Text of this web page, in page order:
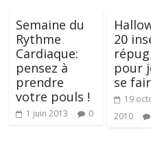
Semaine du
Rythme
Cardiaque:
pensez à
prendre
votre pouls !
1 juin 2013 0
20
pour
se
19
2010